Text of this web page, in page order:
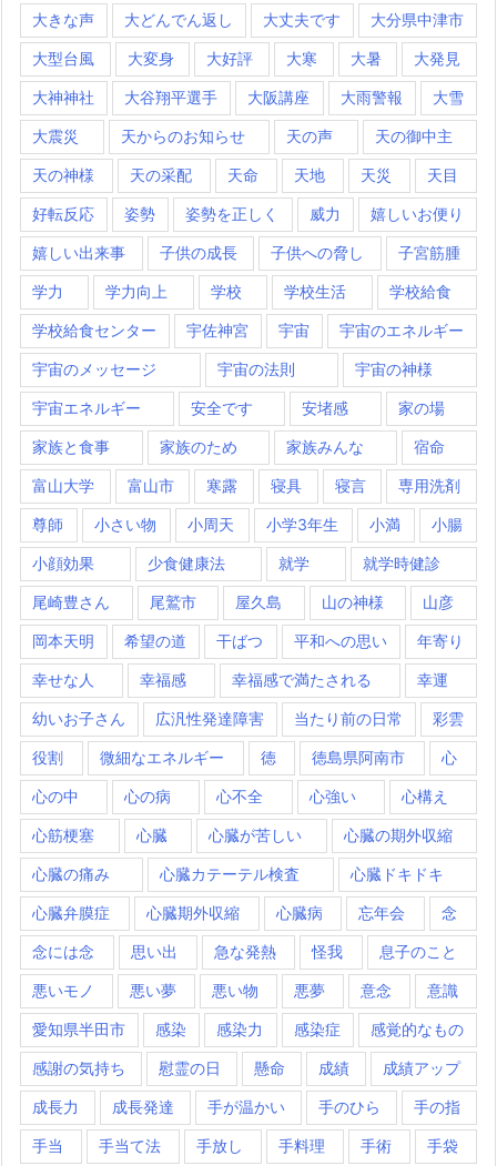
大きな声 大どんでん返し 大丈夫です 大分県中津市
大型台風 大変身 大好評 大寒 大暑 大発見
大神神社 大谷翔平選手 大阪講座 大雨警報 大雪
大震災 天からのお知らせ 天の声 天の御中主
天の神様 天の采配 天命 天地 天災 天目
好転反応 姿勢 姿勢を正しく 威力 嬉しいお便り
嬉しい出来事 子供の成長 子供への脅し 子宮筋腫
学力 学力向上 学校 学校生活 学校給食
学校給食センター 宇佐神宮 宇宙 宇宙のエネルギー
宇宙のメッセージ 宇宙の法則 宇宙の神様
宇宙エネルギー 安全です 安堵感 家の場
家族と食事 家族のため 家族みんな 宿命
富山大学 富山市 寒露 寝具 寝言 専用洗剤
尊師 小さい物 小周天 小学3年生 小満 小腸
小顔効果 少食健康法 就学 就学時健診
尾崎豊さん 尾鷲市 屋久島 山の神様 山彦
岡本天明 希望の道 干ばつ 平和への思い 年寄り
幸せな人 幸福感 幸福感で満たされる 幸運
幼いお子さん 広汎性発達障害 当たり前の日常 彩雲
役割 微細なエネルギー 徳 徳島県阿南市 心
心の中 心の病 心不全 心強い 心構え
心筋梗塞 心臓 心臓が苦しい 心臓の期外収縮
心臓の痛み 心臓カテーテル検査 心臓ドキドキ
心臓弁膜症 心臓期外収縮 心臓病 忘年会 念
念には念 思い出 急な発熱 怪我 息子のこと
悪いモノ 悪い夢 悪い物 悪夢 意念 意識
愛知県半田市 感染 感染力 感染症 感覚的なもの
感謝の気持ち 慰霊の日 懸命 成績 成績アップ
成長力 成長発達 手が温かい 手のひら 手の指
手当 手当て法 手放し 手料理 手術 手袋